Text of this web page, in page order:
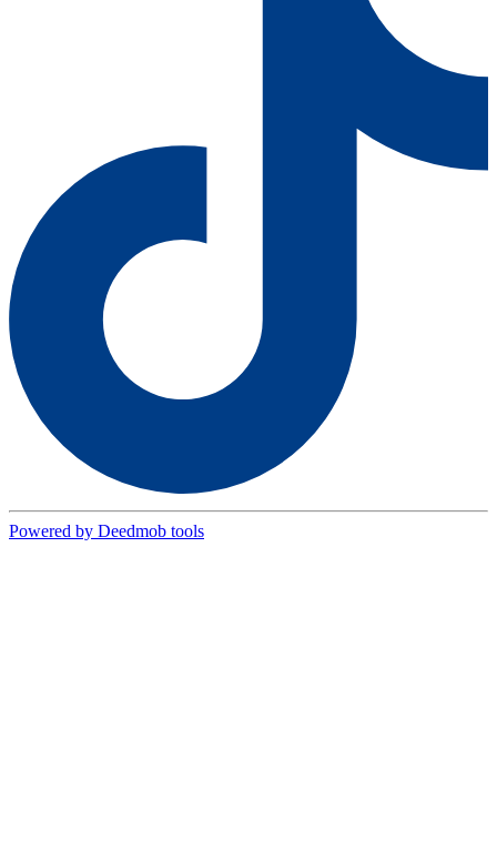
Powered by Deedmob tools